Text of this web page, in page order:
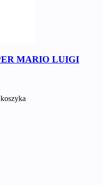
MARIO LUIGI